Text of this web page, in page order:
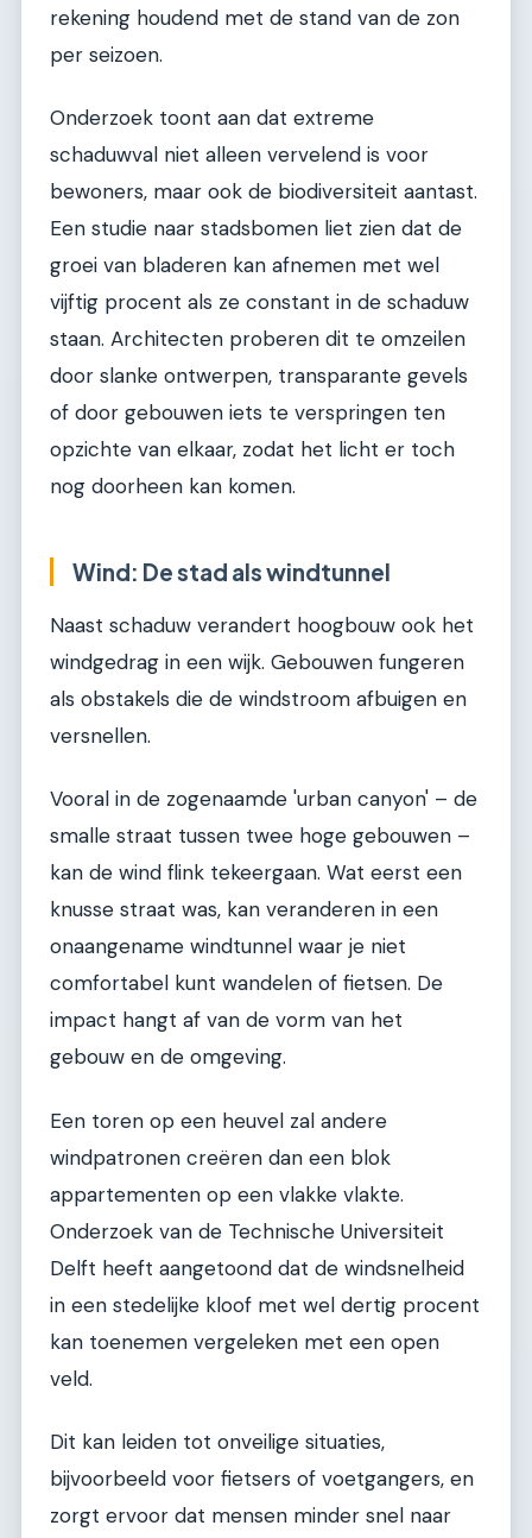
rekening houdend met de stand van de zon
per seizoen.
Onderzoek toont aan dat extreme
schaduwval niet alleen vervelend is voor
bewoners, maar ook de biodiversiteit aantast.
Een studie naar stadsbomen liet zien dat de
groei van bladeren kan afnemen met wel
vijftig procent als ze constant in de schaduw
staan. Architecten proberen dit te omzeilen
door slanke ontwerpen, transparante gevels
of door gebouwen iets te verspringen ten
opzichte van elkaar, zodat het licht er toch
nog doorheen kan komen.
Wind: De stad als windtunnel
Naast schaduw verandert hoogbouw ook het
windgedrag in een wijk. Gebouwen fungeren
als obstakels die de windstroom afbuigen en
versnellen.
Vooral in de zogenaamde 'urban canyon' – de
smalle straat tussen twee hoge gebouwen –
kan de wind flink tekeergaan. Wat eerst een
knusse straat was, kan veranderen in een
onaangename windtunnel waar je niet
comfortabel kunt wandelen of fietsen. De
impact hangt af van de vorm van het
gebouw en de omgeving.
Een toren op een heuvel zal andere
windpatronen creëren dan een blok
appartementen op een vlakke vlakte.
Onderzoek van de Technische Universiteit
Delft heeft aangetoond dat de windsnelheid
in een stedelijke kloof met wel dertig procent
kan toenemen vergeleken met een open
veld.
Dit kan leiden tot onveilige situaties,
bijvoorbeeld voor fietsers of voetgangers, en
zorgt ervoor dat mensen minder snel naar